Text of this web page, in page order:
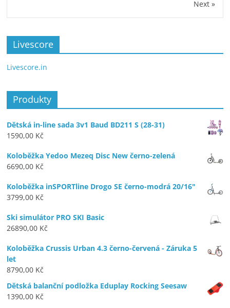
Next »
Livescore
Livescore.in
Produkty
Dětská in-line sada 3v1 Baud BD211 S (28-31)
1590,00 Kč
Koloběžka Yedoo Mezeq Disc New černo-zelená
6690,00 Kč
Koloběžka inSPORTline Drogo SE černo-modrá 20/16"
3799,00 Kč
Ski simulátor PRO SKI Basic
26890,00 Kč
Koloběžka Crussis Urban 4.3 černo-červená - Záruka 5
let
8790,00 Kč
Dětská balanční podložka Eduplay Rocking Seesaw
1390,00 Kč